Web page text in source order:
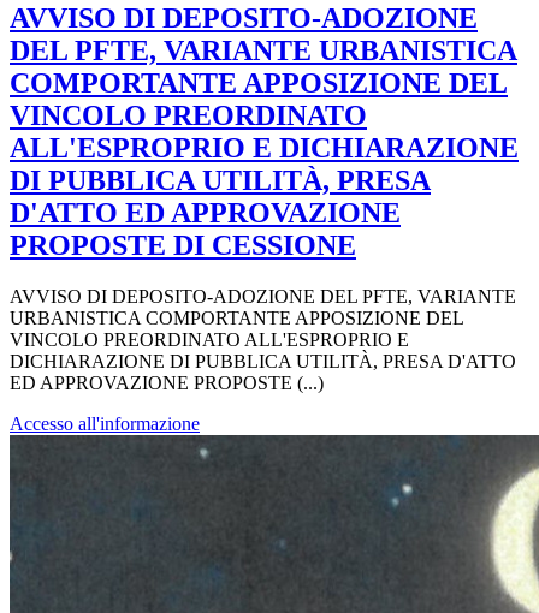
AVVISO DI DEPOSITO-ADOZIONE
DEL PFTE, VARIANTE URBANISTICA
COMPORTANTE APPOSIZIONE DEL
VINCOLO PREORDINATO
ALL'ESPROPRIO E DICHIARAZIONE
DI PUBBLICA UTILITÀ, PRESA
D'ATTO ED APPROVAZIONE
PROPOSTE DI CESSIONE
AVVISO DI DEPOSITO-ADOZIONE DEL PFTE, VARIANTE
URBANISTICA COMPORTANTE APPOSIZIONE DEL
VINCOLO PREORDINATO ALL'ESPROPRIO E
DICHIARAZIONE DI PUBBLICA UTILITÀ, PRESA D'ATTO
ED APPROVAZIONE PROPOSTE (...)
Accesso all'informazione